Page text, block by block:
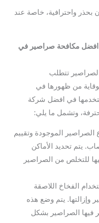
بحذر واحترافية، خاصة عند
مكافحة صراصير في
تتطلب
من ظهورها في
في افضل شركة
وتشمل ما يلي:
الصراصير الموجودة وتقييم
يتم تحديد الأماكن
للتخلص من الصراصير
الفخاخ اللاصقة
وإزالتها. يتم وضع هذه
فيها الصراصير بشكل